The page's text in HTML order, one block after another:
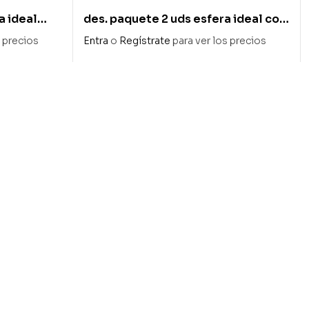
ideal
precios
des. paquete 2 uds esfera ideal con
red 16 cm
Entra o Regístrate para ver los precios